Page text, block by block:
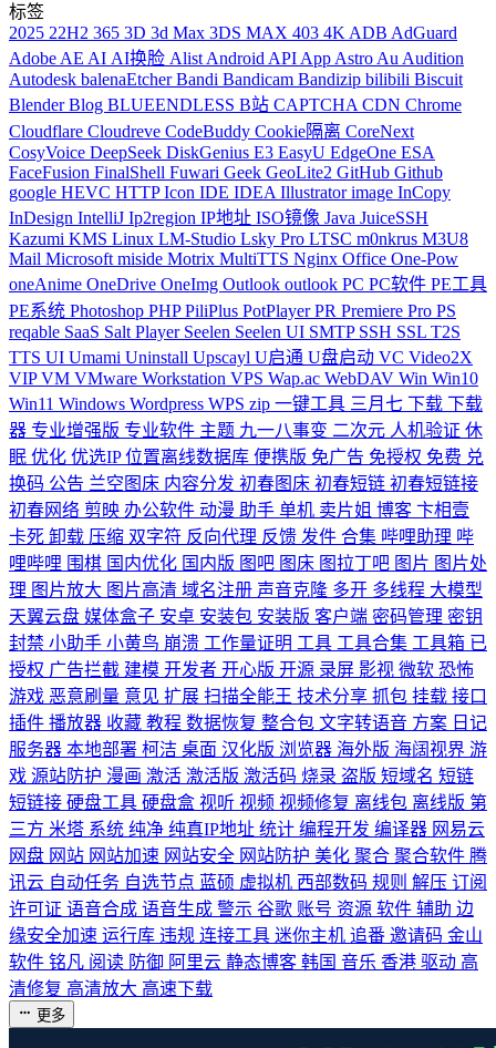
标签
2025 22H2 365 3D 3d Max 3DS MAX 403 4K ADB AdGuard
Adobe AE AI AI换脸 Alist Android API App Astro Au Audition
Autodesk balenaEtcherBandi Bandicam Bandizip bilibili Biscuit
BlenderBlog BLUEENDLESS B站 CAPTCHA CDN Chrome
Cloudflare Cloudreve CodeBuddy Cookie隔离 CoreNext
CosyVoice DeepSeek DiskGenius E3 EasyU EdgeOne ESA
FaceFusion FinalShell Fuwari Geek GeoLite2 GitHub Github
google HEVC HTTPIcon IDE IDEA Illustratorimage InCopy
InDesign IntelliJ Ip2region IP地址 ISO镜像 Java JuiceSSH
Kazumi KMS Linux LM-Studio Lsky Pro LTSC m0nkrus M3U8
Mail Microsoft miside Motrix MultiTTS Nginx Office One-Pow
oneAnime OneDrive OneImg Outlook outlook PC PC软件 PE工具
PE系统 Photoshop PHPPiliPlus PotPlayerPR Premiere Pro PS
reqable SaaS Salt Player Seelen Seelen UI SMTP SSH SSL T2S
TTS UI Umami Uninstall Upscayl U启通 U盘启动 VC Video2X
VIPVM VMware Workstation VPS Wap.ac WebDAV Win Win10
Win11 Windows Wordpress WPS zip 一键工具 三月七 下载 下载
器 专业增强版 专业软件 主题 九一八事变 二次元 人机验证 休
眠 优化 优选IP位置离线数据库 便携版 免广告 免授权 免费 兑
换码 公告 兰空图床 内容分发 初春图床 初春短链 初春短链接
初春网络 剪映 办公软件 动漫 助手 单机 卖片姐 博客 卞相壹
卡死 卸载 压缩 双字符 反向代理 反馈 发件 合集 哔哩助理 哔
哩哔哩 围棋 国内优化 国内版 图吧 图床 图拉丁吧 图片 图片处
理 图片放大 图片高清 域名注册 声音克隆 多开 多线程 大模型
天翼云盘 媒体盒子 安卓 安装包 安装版 客户端 密码管理 密钥
封禁 小助手 小黄鸟 崩溃 工作量证明 工具 工具合集 工具箱 已
授权 广告拦截 建模 开发者 开心版 开源 录屏 影视 微软 恐怖
游戏 恶意刷量 意见 扩展 扫描全能王 技术分享 抓包 挂载 接口
插件 播放器 收藏 教程 数据恢复 整合包 文字转语音 方案 日记
服务器 本地部署 柯洁 桌面 汉化版 浏览器 海外版 海阔视界 游
戏 源站防护 漫画 激活 激活版 激活码 烧录 盗版 短域名 短链
短链接 硬盘工具 硬盘盒 视听 视频 视频修复 离线包 离线版 第
三方 米塔 系统 纯净 纯真IP地址 统计 编程开发 编译器 网易云
网盘 网站 网站加速 网站安全 网站防护 美化 聚合 聚合软件 腾
讯云 自动任务 自选节点 蓝硕 虚拟机 西部数码 规则 解压 订阅
许可证 语音合成 语音生成 警示 谷歌 账号 资源 软件 辅助 边
缘安全加速 运行库 违规 连接工具 迷你主机 追番 邀请码 金山
软件 铭凡 阅读 防御 阿里云 静态博客 韩国 音乐 香港 驱动 高
清修复 高清放大 高速下载
更多